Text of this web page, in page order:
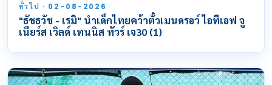
ทั่วไป · 02-08-2026
"ธัชธวัช - เรมิ" นำเด็กไทยคว้าตั๋วเมนดรอว์ ไอทีเอฟ จู
เนียร์ส เวิลด์ เทนนิส ทัวร์ เจ30 (1)